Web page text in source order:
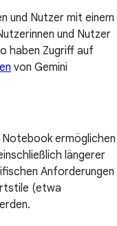
und Nutzer mit einem
und Nutzer
haben Zugriff auf
von Gemini
Notebook ermöglichen
längerer
Anforderungen
(etwa